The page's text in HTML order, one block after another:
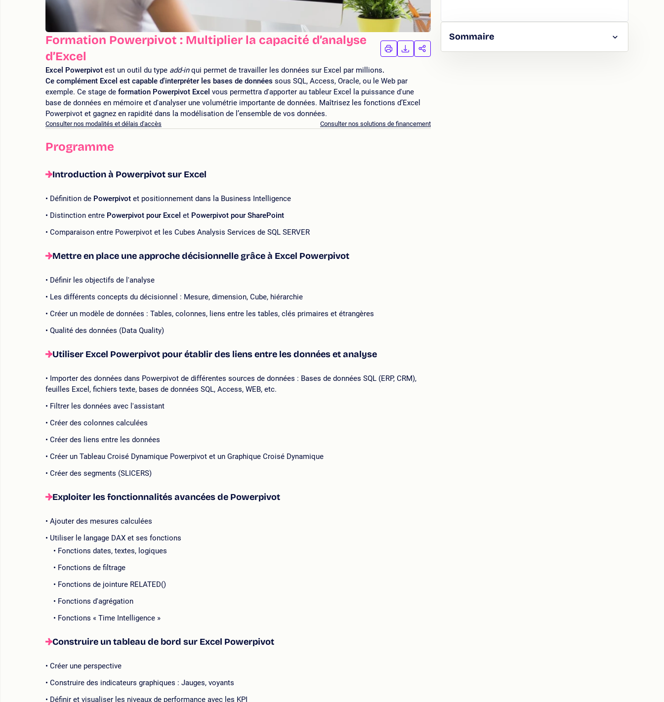
Formation Powerpivot : Multiplier la capacité d’analyse
d’Excel
IMPRIMER
LA
TÉLÉCHARGER
LA
PARTAGER
Excel Powerpivot est un outil du type add-inqui permet de travailler les données sur Excel par millions.
Ce complément Excel est capable d'interpréter les bases de données sous SQL, Access, Oracle, ou le Web par
exemple. Ce stage de formation Powerpivot Excel vous permettra d'apporter au tableur Excel la puissance d'une
base de données en mémoire et d'analyser une volumétrie importante de données. Maîtrisez les fonctions d’Excel
Powerpivot et gagnez en rapidité dans la modélisation de l’ensemble de vos données.
Consulter nos modalités et délais d'accès Consulter nos solutions de financement
Programme
Introduction à Powerpivot sur Excel
Définition de Powerpivot et positionnement dans la Business Intelligence
Distinction entre Powerpivot pour Excel et Powerpivot pour SharePoint
Comparaison entre Powerpivot et les Cubes Analysis Services de SQL SERVER
Mettre en place une approche décisionnelle grâce à Excel Powerpivot
Définir les objectifs de l'analyse
Les différents concepts du décisionnel : Mesure, dimension, Cube, hiérarchie
Créer un modèle de données : Tables, colonnes, liens entre les tables, clés primaires et étrangères
Qualité des données (Data Quality)
Utiliser Excel Powerpivot pour établir des liens entre les données et analyse
Importer des données dans Powerpivot de différentes sources de données : Bases de données SQL (ERP, CRM),
feuilles Excel, fichiers texte, bases de données SQL, Access, WEB, etc.
Filtrer les données avec l'assistant
Créer des colonnes calculées
Créer des liens entre les données
Créer un Tableau Croisé Dynamique Powerpivot et un Graphique Croisé Dynamique
Créer des segments (SLICERS)
Exploiter les fonctionnalités avancées de Powerpivot
Ajouter des mesures calculées
Utiliser le langage DAX et ses fonctions
Fonctions dates, textes, logiques
Fonctions de filtrage
Fonctions de jointure RELATED()
Fonctions d'agrégation
Fonctions « Time Intelligence »
Construire un tableau de bord sur Excel Powerpivot
Créer une perspective
Construire des indicateurs graphiques : Jauges, voyants
Définir et visualiser les niveaux de performance avec les KPI
Sommaire